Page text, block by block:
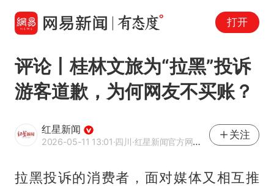
打开
评论丨桂林文旅为“拉黑”投诉
游客道歉，为何网友不买账？
红星新闻
2026-05-11 13:01·四川·红星新闻官方网易号
关注
拉黑投诉的消费者，面对媒体又相互推